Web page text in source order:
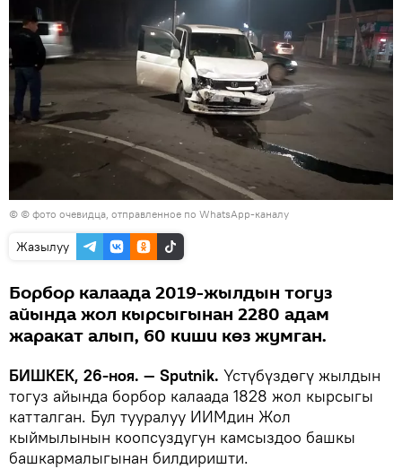
© © фото очевидца, отправленное по WhatsApp-каналу
Жазылуу
Борбор калаада 2019-жылдын тогуз
айында жол кырсыгынан 2280 адам
жаракат алып, 60 киши көз жумган.
БИШКЕК, 26-ноя. — Sputnik. Үстүбүздөгү жылдын
тогуз айында борбор калаада 1828 жол кырсыгы
катталган. Бул тууралуу ИИМдин Жол
кыймылынын коопсуздугун камсыздоо башкы
башкармалыгынан билдиришти.